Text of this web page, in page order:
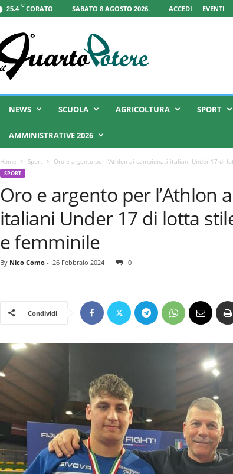
25.4 C CORATO SABATO 8 AGOSTO 2026. ACCEDI EVENTI
NEWS SCUOLA AGRICOLTURA SPORT
AMMINISTRATIVE 2026
Home Sport Oro e argento per l’Athlon ai campionati italiani Under 17 di
SPORT
Oro e argento per l’Athlon
italiani Under 17 di lotta
e femminile
By Nico Como- 26 Febbraio 2024 0
Condividi